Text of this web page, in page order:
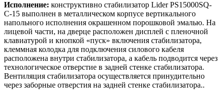
Исполнение: конструктивно стабилизатор Lider PS15000SQ-
C-15 выполнен в металлическом корпусе вертикального
напольного исполнения окрашенном порошковой эмалью. На
лицевой части, на дверце расположен дисплей с пленочной
клавиатурой и кнопкой «пуск» включения стабилизатора,
клеммная колодка для подключения силового кабеля
расположена внутри стабилизатора, а кабель подводится через
технологическое отверстие в задней стенке стабилизатора.
Вентиляция стабилизатора осуществляется принудительно
через заборные отверстия на задней стенке стабилизатора..